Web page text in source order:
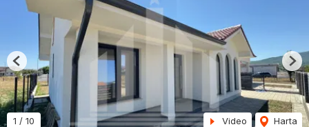
1 / 10 Video Harta
Previous